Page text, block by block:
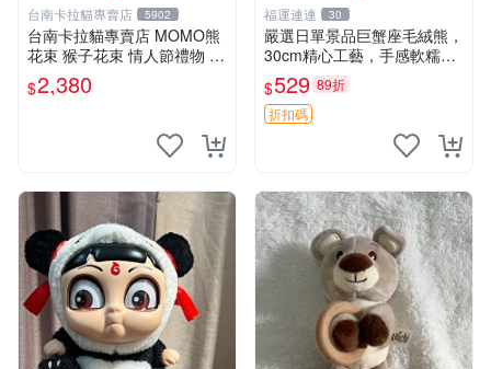
台南卡拉貓專賣店 5902
台南卡拉貓專賣店 MOMO熊
花束 猴子花束 情人節禮物 二
選一 可繡字 可今天寄明天到
$2,380
福運連連 30
嚴選日單景品巨蟹座毛絨熊，
30cm精心工藝，手感軟糯推
薦收藏送人 巨蟹座 毛絨玩具
精緻做工
$529 89折
折扣碼